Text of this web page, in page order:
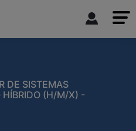
DE SISTEMAS
HÍBRIDO (H/M/X) -